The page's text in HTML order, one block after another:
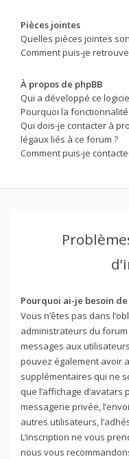
Pièces jointes
Quelles pièces jointes
Comment puis-je
À propos de phpBB
Qui a développé ce
Pourquoi la fonctionnalité
Qui dois-je contacter à
légaux liés à ce forum ?
Comment puis-je
Pourquoi ai-je besoin de
Vous n’êtes pas dans
administrateurs du
messages aux
pouvez également avoir
supplémentaires qui ne
que l’affichage
messagerie privée,
autres utilisateurs,
L’inscription ne vous
nous vous